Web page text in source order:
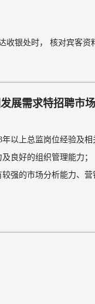
收银处时， 核对宾客
展需求特招聘市
以上总监岗位经验及相
良好的组织管理能力；
强的市场分析能力、